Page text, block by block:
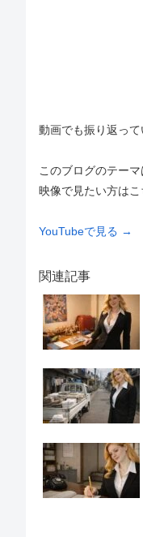
動画でも振り返って
このブログのテー
映像で見たい方はこ
YouTubeで見る →
関連記事